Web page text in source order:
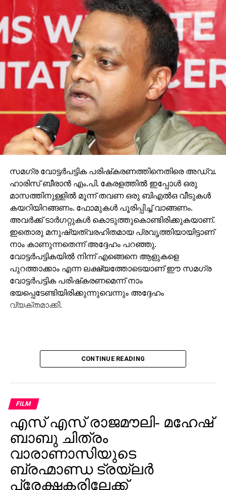
സമഗ്ര വോട്ടര്‍പട്ടിക പരിഷ്‌കരണത്തിനെതിരെ അഡ്വ.
ഹാരിസ് ബീരാന്‍ എം.പി. കേരളത്തില്‍ ഇപ്പോള്‍ ഒരു
മാസത്തിനുള്ളില്‍ മൂന്ന് തവണ ഒരു ബിഎല്‍ഒ വീടുകള്‍
കയറിയിറങ്ങണം. ഫോമുകള്‍ പൂരിപ്പിച്ച് വാങ്ങണം.
അവര്‍ക്ക് ടാര്‍ഗറ്റുകള്‍ കൊടുത്തുകൊണ്ടിരിക്കുകയാണ്.
ഇതൊരു മനുഷ്യത്വരഹിതമായ പ്രവൃത്തിയായിട്ടാണ്
നാം കാണുന്നതെന്ന് അദ്ദേഹം പറഞ്ഞു.
വോട്ടര്‍പട്ടികയില്‍ നിന്ന് എങ്ങെനെ ആളുകളെ
പുറത്താക്കാം എന്ന ലക്ഷ്യത്തോടെയാണ് ഈ സമഗ്ര
വോട്ടര്‍പട്ടിക പരിഷ്‌കരണമെന്ന് നാം
ഭയപ്പെടേണ്ടിയിരിക്കുന്നുവെന്നും അദ്ദേഹം
വ്യക്തമാക്കി.
CONTINUE READING
FILM
എസ് എസ് രാജമൗലി- മഹേഷ്
ബാബു ചിത്രം
വാരാണാസിയുടെ
ബ്രഹ്മാണ്ഡ ട്രയ്ലർ
പ്രേക്ഷകരിലേക്ക്